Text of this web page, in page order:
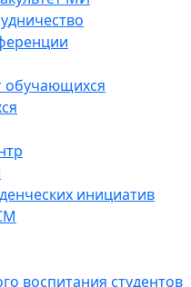
обучающихся
инициатив
воспитания студентов